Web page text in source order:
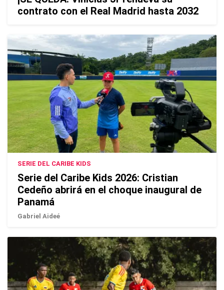
contrato con el Real Madrid hasta 2032
SERIE DEL CARIBE KIDS
Serie del Caribe Kids 2026: Cristian
Cedeño abrirá en el choque inaugural de
Panamá
Gabriel Aideé